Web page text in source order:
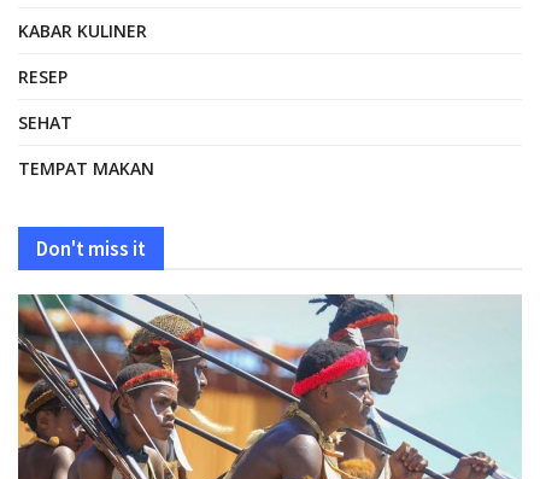
KABAR KULINER
RESEP
SEHAT
TEMPAT MAKAN
Don't miss it